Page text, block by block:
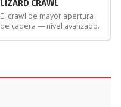
LIZARD CRAWL
El crawl de mayor apertura
de cadera — nivel avanzado.